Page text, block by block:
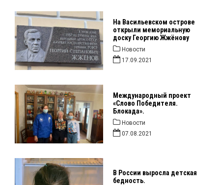
На Васильевском острове
открыли мемориальную
доску Георгию Жжёнову
Новости
17.09.2021
Международный проект
«Слово Победителя.
Блокада».
Новости
07.08.2021
В России выросла детская
бедность.